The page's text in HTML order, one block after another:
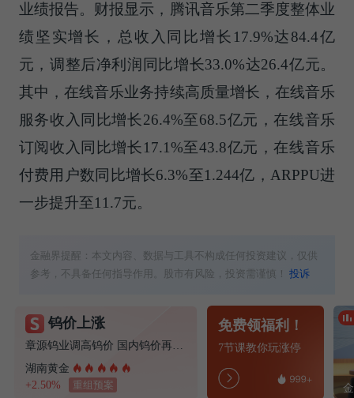
业绩报告。财报显示，腾讯音乐第二季度整体业
绩坚实增长，总收入同比增长17.9%达84.4亿
元，调整后净利润同比增长33.0%达26.4亿元。
其中，在线音乐业务持续高质量增长，在线音乐
服务收入同比增长26.4%至68.5亿元，在线音乐
订阅收入同比增长17.1%至43.8亿元，在线音乐
付费用户数同比增长6.3%至1.244亿，ARPPU进
一步提升至11.7元。
金融界提醒：本文内容、数据与工具不构成任何投资建议，仅供
参考，不具备任何指导作用。股市有风险，投资需谨慎！投诉
钨价上涨
湖南黄金
+2.50%
重组预案
免费领福利！
7节课教你玩涨停